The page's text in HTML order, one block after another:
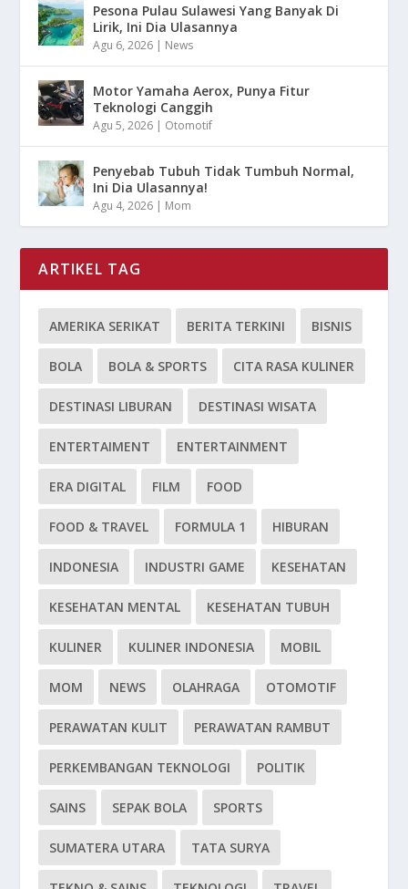
Pesona Pulau Sulawesi Yang Banyak Di
Lirik, Ini Dia Ulasannya
Agu 6, 2026 | News
Motor Yamaha Aerox, Punya Fitur
Teknologi Canggih
Agu 5, 2026 | Otomotif
Penyebab Tubuh Tidak Tumbuh Normal,
Ini Dia Ulasannya!
Agu 4, 2026 | Mom
ARTIKEL TAG
AMERIKA SERIKAT BERITA TERKINI BISNIS
BOLA BOLA & SPORTS CITA RASA KULINER
DESTINASI LIBURAN DESTINASI WISATA
ENTERTAIMENT ENTERTAINMENT
ERA DIGITAL FILM FOOD
FOOD & TRAVEL FORMULA 1 HIBURAN
INDONESIA INDUSTRI GAME KESEHATAN
KESEHATAN MENTAL KESEHATAN TUBUH
KULINER KULINER INDONESIA MOBIL
MOM NEWS OLAHRAGA OTOMOTIF
PERAWATAN KULIT PERAWATAN RAMBUT
PERKEMBANGAN TEKNOLOGI POLITIK
SAINS SEPAK BOLA SPORTS
SUMATERA UTARA TATA SURYA